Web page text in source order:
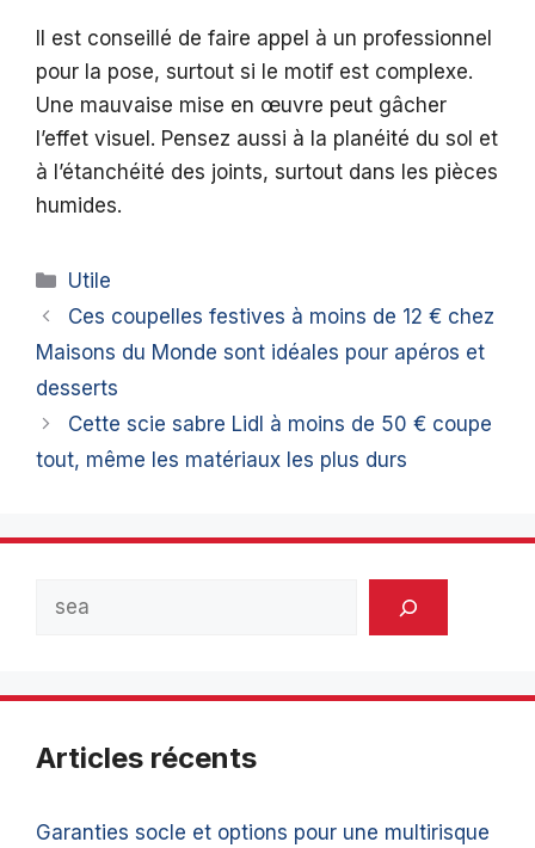
Il est conseillé de faire appel à un professionnel
pour la pose, surtout si le motif est complexe.
Une mauvaise mise en œuvre peut gâcher
l’effet visuel. Pensez aussi à la planéité du sol et
à l’étanchéité des joints, surtout dans les pièces
humides.
Catégories
Utile
Ces coupelles festives à moins de 12 € chez
Maisons du Monde sont idéales pour apéros et
desserts
Cette scie sabre Lidl à moins de 50 € coupe
tout, même les matériaux les plus durs
Articles récents
Garanties socle et options pour une multirisque